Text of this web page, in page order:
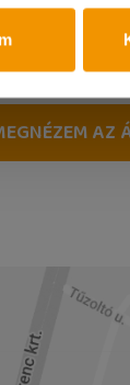
Ha
Ha bármi
AZ